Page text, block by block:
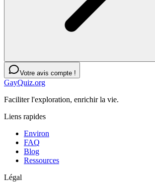
Votre avis compte !
GayQuiz.org
Faciliter l'exploration, enrichir la vie.
Liens rapides
Environ
FAQ
Blog
Ressources
Légal